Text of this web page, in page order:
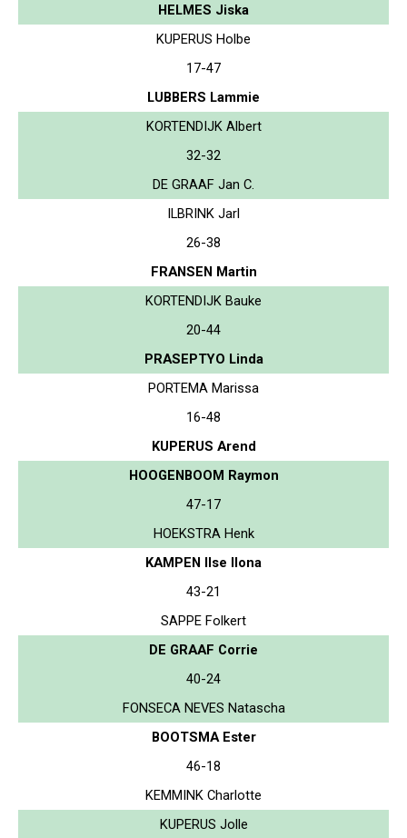
HELMES Jiska
KUPERUS Holbe
17-47
LUBBERS Lammie
KORTENDIJK Albert
32-32
DE GRAAF Jan C.
ILBRINK Jarl
26-38
FRANSEN Martin
KORTENDIJK Bauke
20-44
PRASEPTYO Linda
PORTEMA Marissa
16-48
KUPERUS Arend
HOOGENBOOM Raymon
47-17
HOEKSTRA Henk
KAMPEN Ilse Ilona
43-21
SAPPE Folkert
DE GRAAF Corrie
40-24
FONSECA NEVES Natascha
BOOTSMA Ester
46-18
KEMMINK Charlotte
KUPERUS Jolle